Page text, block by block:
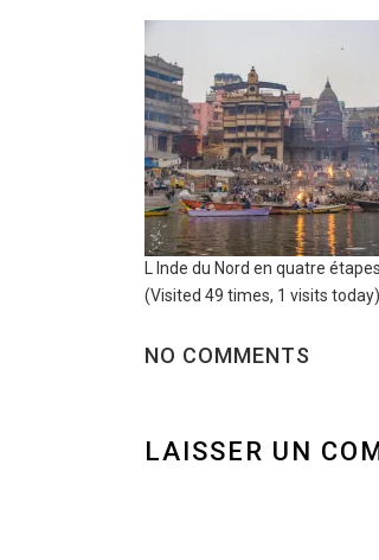
L Inde du Nord en quatre
(Visited 49 times, 1 visits today)
NO COMMENTS
LAISSER UN